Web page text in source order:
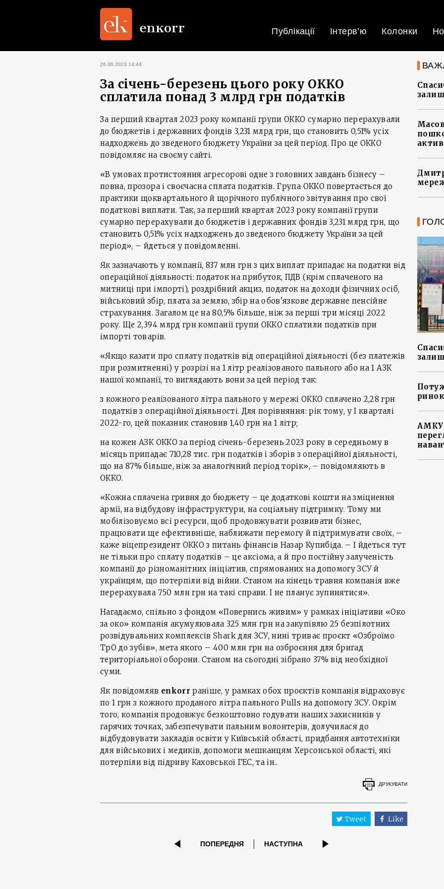
Публікації Інтерв’ю Колонки
26.06.2023 14:44
За січень-березень цього року ОККО
сплатила понад 3 млрд грн податків
За перший квартал 2023 року компанії групи ОККО сумарно перерахували
до бюджетів і державних фондів 3,231 млрд грн, що становить 0,51% усіх
надходжень до зведеного бюджету України за цей період. Про це ОККО
повідомляє на своєму сайті.
«В умовах протистояння агресорові одне з головних завдань бізнесу –
повна, прозора і своєчасна сплата податків. Група ОККО повертається до
практики щоквартального й щорічного публічного звітування про свої
податкові виплати. Так, за перший квартал 2023 року компанії групи
сумарно перерахували до бюджетів і державних фондів 3,231 млрд грн, що
становить 0,51% усіх надходжень до зведеного бюджету України за цей
період», – йдеться у повідомленні.
Як зазначають у компанії, 837 млн грн з цих виплат припадає на податки від
операційної діяльності: податок на прибуток, ПДВ (крім сплаченого на
митниці при імпорті), роздрібний акциз, податок на доходи фізичних осіб,
військовий збір, плата за землю, збір на обов'язкове державне пенсійне
страхування. Загалом це на 80,5% більше, ніж за перші три місяці 2022
року. Ще 2,394 млрд грн компанії групи ОККО сплатили податків при
імпорті товарів.
«Якщо казати про сплату податків від операційної діяльності (без платежів
при розмитненні) у розрізі на 1 літр реалізованого пального або на 1 АЗК
нашої компанії, то виглядають вони за цей період так:
з кожного реалізованого літра пального у мережі ОККО сплачено 2,28 грн
податків з операційної діяльності. Для порівняння: рік тому, у І кварталі
2022-го, цей показник становив 1,40 грн на 1 літр;
на кожен АЗК ОККО за період січень-березень 2023 року в середньому в
місяць припадає 710,28 тис. грн податків і зборів з операційної діяльності,
що на 87% більше, ніж за аналогічний період торік», – повідомляють в
ОККО.
«Кожна сплачена гривня до бюджету – це додаткові кошти на зміцнення
армії, на відбудову інфраструктури, на соціальну підтримку. Тому ми
мобілізовуємо всі ресурси, щоб продовжувати розвивати бізнес,
працювати ще ефективніше, наближати перемогу й підтримувати своїх, –
каже віцепрезидент ОККО з питань фінансів Назар Купибіда. – І йдеться тут
не тільки про сплату податків – це аксіома, а й про постійну залученість
компанії до різноманітних ініціатив, спрямованих на допомогу ЗСУ й
українцям, що потерпіли від війни. Станом на кінець травня компанія вже
перерахувала 750 млн грн на такі справи. І не планує зупинятися».
Нагадаємо, спільно з фондом «Повернись живим» у рамках ініціативи «Око
за око» компанія акумулювала 325 млн грн на закупівлю 25 безпілотних
розвідувальних комплексів Shark для ЗСУ, нині триває проєкт «Озброїмо
ТрО до зубів», мета якого – 400 млн грн на озброєння для бригад
територіальної оборони. Станом на сьогодні зібрано 37% від необхідної
суми.
Як повідомляв enkorr раніше, у рамках обох проєктів компанія відраховує
по 1 грн з кожного проданого літра пального Pulls на допомогу ЗСУ. Окрім
того, компанія продовжує безкоштовно годувати наших захисників у
гарячих точках, забезпечувати пальним волонтерів, долучилася до
відбудовувати закладів освіти у Київській області, придбання автотехніки
для військових і медиків, допомоги мешканцям Херсонської області, які
потерпіли від підриву Каховської ГЕС, та ін..
ДРУКУВАТИ
Tweet Like
ПОПЕРЕДНЯ НАСТУПНА
АМКУ